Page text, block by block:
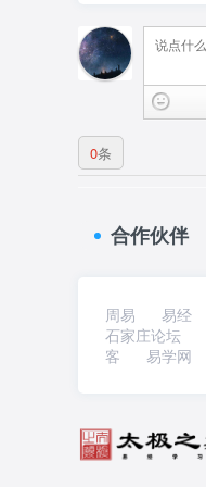
0条
合作伙伴
周易 易经
石家庄论坛
客
易学网